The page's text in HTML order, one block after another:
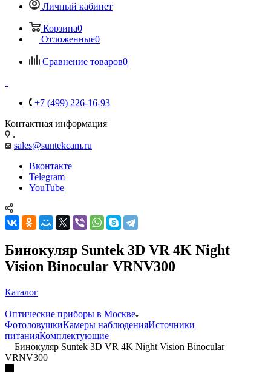
Личный кабинет
Корзина0
Отложенные0
Сравнение товаров0
+7 (499) 226-16-93
Контактная информация
.
sales@suntekcam.ru
Вконтакте
Telegram
YouTube
Бинокуляр Suntek 3D VR 4K Night
Vision Binocular VRNV300
Каталог
—
Оптические приборы в Москве
ФотоловушкиКамеры наблюденияИсточники
питанияКомплектующие
—Бинокуляр Suntek 3D VR 4K Night Vision Binocular
VRNV300